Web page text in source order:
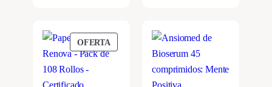
OFERTA PRODUCTO
EN